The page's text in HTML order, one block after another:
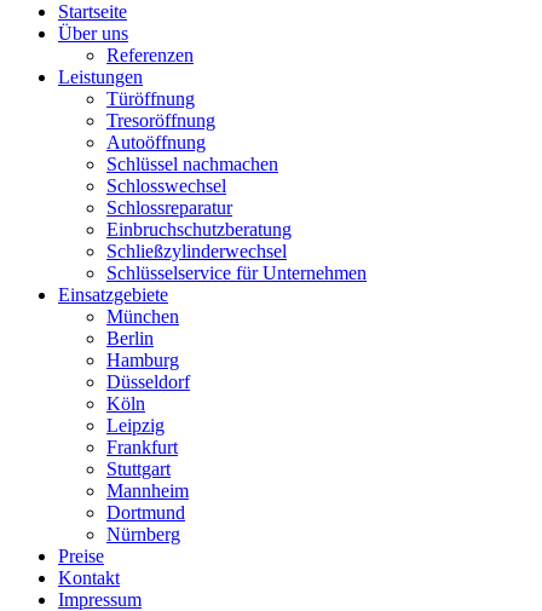
Startseite
Über uns
Referenzen
Leistungen
Türöffnung
Tresoröffnung
Аutoöffnung
Schlüssel nachmachen
Schlosswechsel
Schlossreparatur
Einbruchschutzberatung
Schließzylinderwechsel
Schlüsselservice für Unternehmen
Einsatzgebiete
München
Berlin
Hamburg
Düsseldorf
Köln
Leipzig
Frankfurt
Stuttgart
Mannheim
Dortmund
Nürnberg
Preise
Kontakt
Impressum